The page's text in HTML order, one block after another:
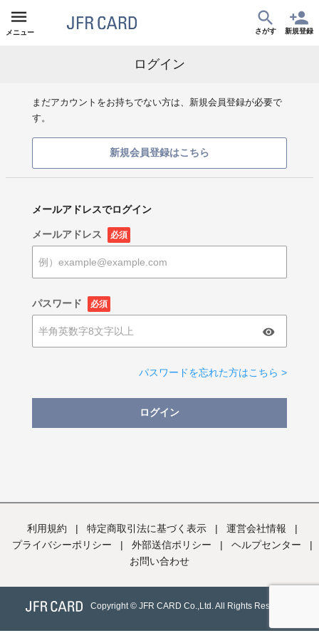
メニュー さがす 新規登録
ログイン
まだアカウントをお持ちでない方は、新規会員登録が必要で
す。
新規会員登録はこちら
メールアドレスでログイン
メールアドレス 必須
パスワード 必須
パスワードを忘れた方はこちら >
ログイン
利用規約 | 特定商取引法に基づく表示 | 運営会社情報
|
プライバシーポリシー
| 外部送信ポリシー | ヘルプセンター
|
お問い合わせ
Copyright © JFR CARD Co.,Ltd. All Rights Reserved.